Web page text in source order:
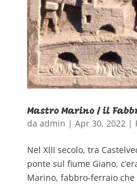
Mastro Marino / il
da admin | Apr 30, 2022|
Nel XIII secolo, tra
ponte sul fiume Giano,
Marino, fabbro-ferraio